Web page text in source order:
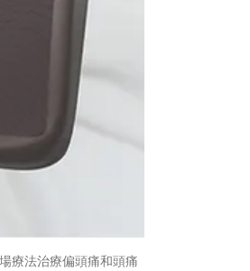
療法治療偏頭痛和頭痛